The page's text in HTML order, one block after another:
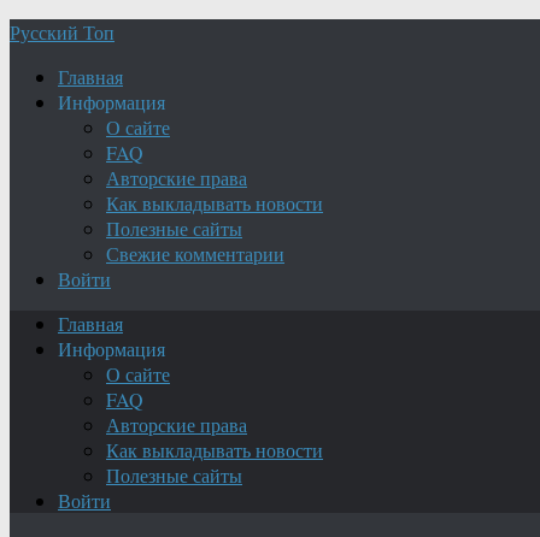
Русский Топ
Главная
Информация
О сайте
FAQ
Авторские права
Как выкладывать новости
Полезные сайты
Свежие комментарии
Войти
Главная
Информация
О сайте
FAQ
Авторские права
Как выкладывать новости
Полезные сайты
Войти